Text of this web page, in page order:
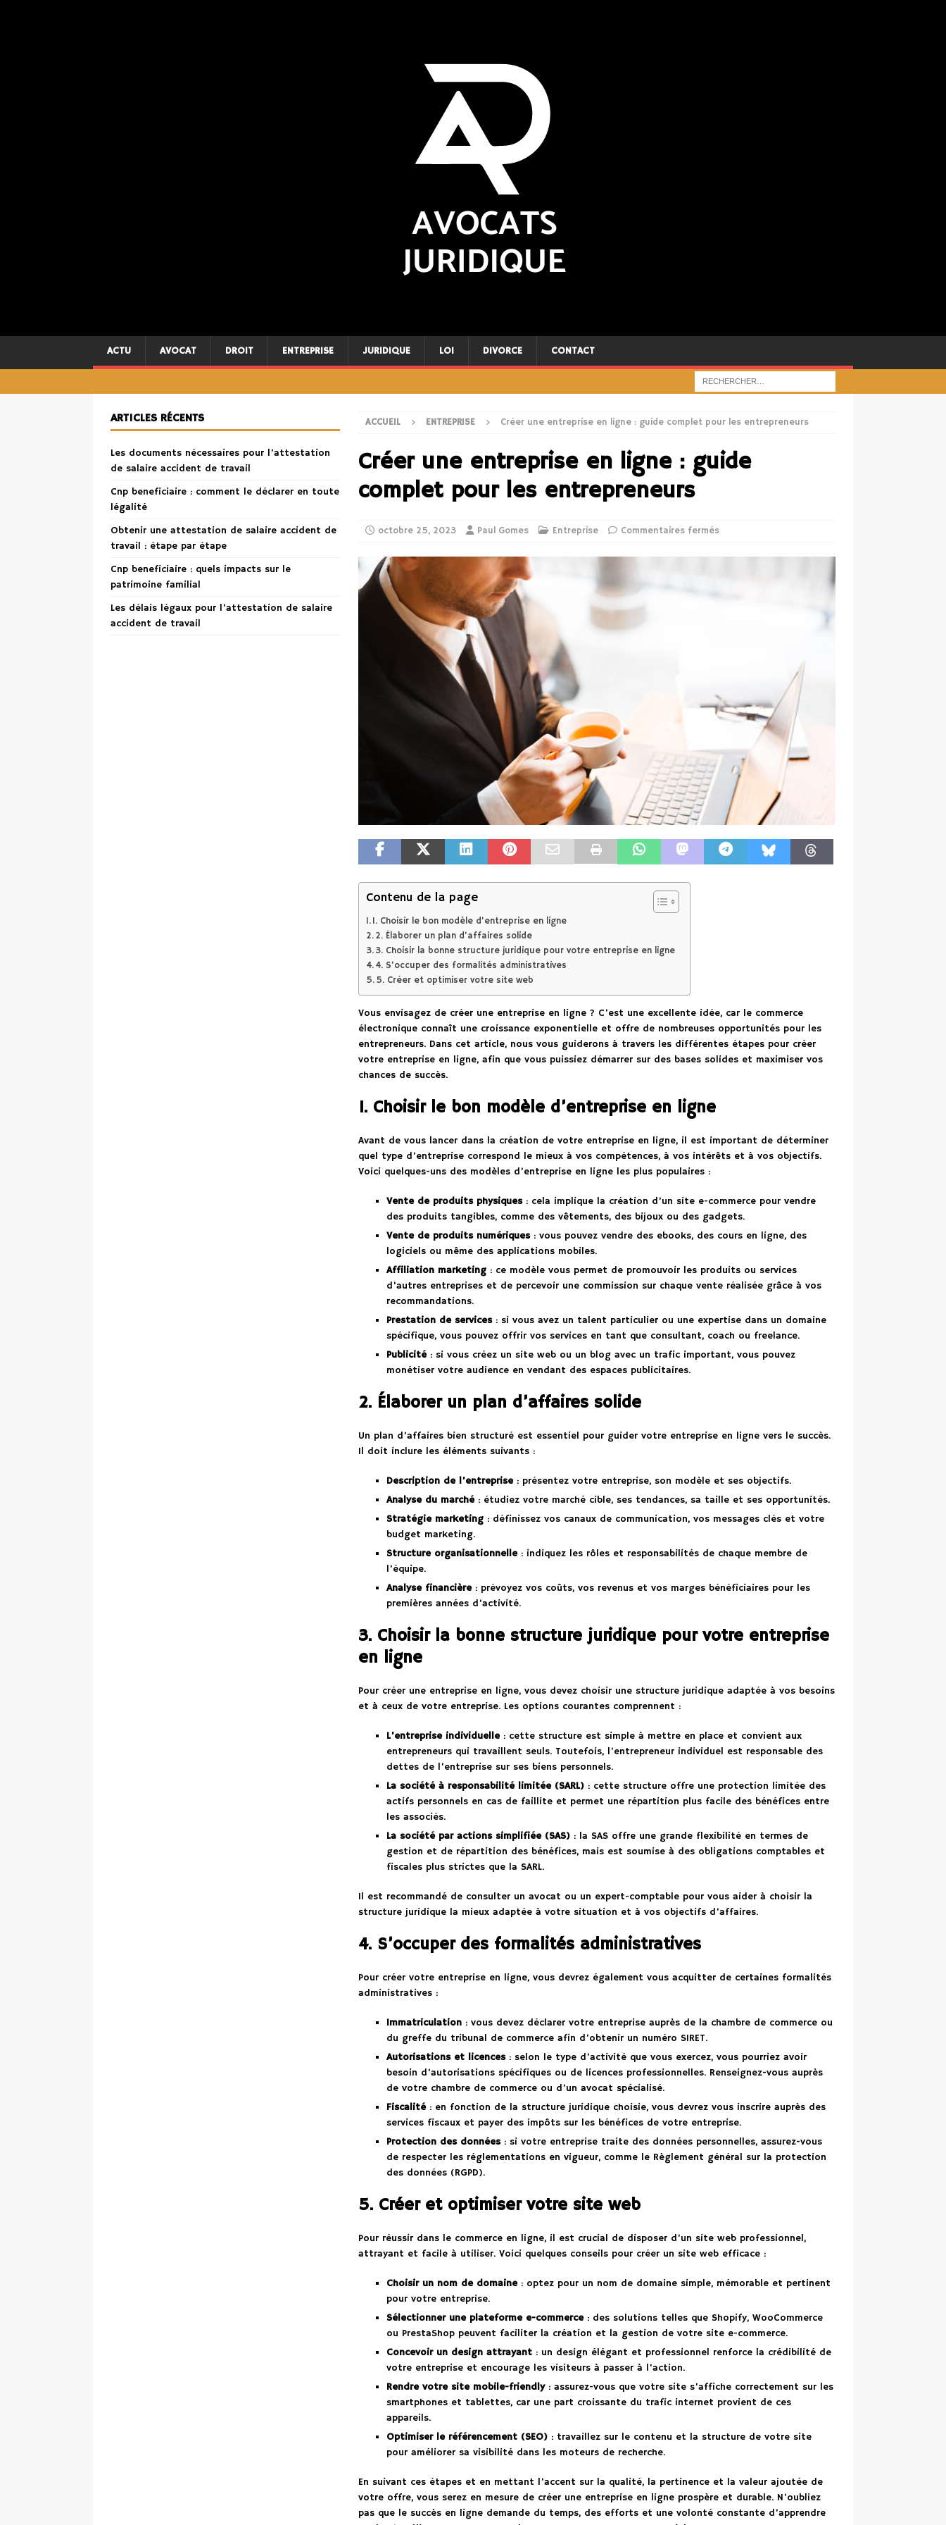
ACTU AVOCAT DROIT ENTREPRISE JURIDIQUE LOI DIVORCE CONTACT
ACCUEIL ENTREPRISE Créer une entreprise en ligne : guide complet pour les entrepreneurs
Créer une entreprise en ligne : guide
complet pour les entrepreneurs
octobre 25, 2023 Paul Gomes Entreprise Commentaires fermés
Contenu de la page
1. Choisir le bon modèle d’entreprise en ligne
2. Élaborer un plan d’affaires solide
3. Choisir la bonne structure juridique pour votre entreprise en ligne
4. S’occuper des formalités administratives
5. Créer et optimiser votre site web
Vous envisagez de créer une entreprise en ligne ? C’est une excellente idée, car le commerce
électronique connaît une croissance exponentielle et offre de nombreuses opportunités pour les
entrepreneurs. Dans cet article, nous vous guiderons à travers les différentes étapes pour créer
votre entreprise en ligne, afin que vous puissiez démarrer sur des bases solides et maximiser vos
chances de succès.
1. Choisir le bon modèle d’entreprise en ligne
Avant de vous lancer dans la création de votre entreprise en ligne, il est important de déterminer
quel type d’entreprise correspond le mieux à vos compétences, à vos intérêts et à vos objectifs.
Voici quelques-uns des modèles d’entreprise en ligne les plus populaires :
Vente de produits physiques: cela implique la création d’un site e-commerce pour vendre
des produits tangibles, comme des vêtements, des bijoux ou des gadgets.
Vente de produits numériques: vous pouvez vendre des ebooks, des cours en ligne, des
logiciels ou même des applications mobiles.
Affiliation marketing: ce modèle vous permet de promouvoir les produits ou services
d’autres entreprises et de percevoir une commission sur chaque vente réalisée grâce à vos
recommandations.
Prestation de services: si vous avez un talent particulier ou une expertise dans un domaine
spécifique, vous pouvez offrir vos services en tant que consultant, coach ou freelance.
Publicité: si vous créez un site web ou un blog avec un trafic important, vous pouvez
monétiser votre audience en vendant des espaces publicitaires.
2. Élaborer un plan d’affaires solide
Un plan d’affaires bien structuré est essentiel pour guider votre entreprise en ligne vers le succès.
Il doit inclure les éléments suivants :
Description de l’entreprise: présentez votre entreprise, son modèle et ses objectifs.
Analyse du marché: étudiez votre marché cible, ses tendances, sa taille et ses opportunités.
Stratégie marketing: définissez vos canaux de communication, vos messages clés et votre
budget marketing.
Structure organisationnelle: indiquez les rôles et responsabilités de chaque membre de
l’équipe.
Analyse financière: prévoyez vos coûts, vos revenus et vos marges bénéficiaires pour les
premières années d’activité.
3. Choisir la bonne structure juridique pour votre entreprise
en ligne
Pour créer une entreprise en ligne, vous devez choisir une structure juridique adaptée à vos besoins
et à ceux de votre entreprise. Les options courantes comprennent :
L’entreprise individuelle: cette structure est simple à mettre en place et convient aux
entrepreneurs qui travaillent seuls. Toutefois, l’entrepreneur individuel est responsable des
dettes de l’entreprise sur ses biens personnels.
La société à responsabilité limitée (SARL): cette structure offre une protection limitée des
actifs personnels en cas de faillite et permet une répartition plus facile des bénéfices entre
les associés.
La société par actions simplifiée (SAS): la SAS offre une grande flexibilité en termes de
gestion et de répartition des bénéfices, mais est soumise à des obligations comptables et
fiscales plus strictes que la SARL.
Il est recommandé de consulter un avocat ou un expert-comptable pour vous aider à choisir la
structure juridique la mieux adaptée à votre situation et à vos objectifs d’affaires.
4. S’occuper des formalités administratives
Pour créer votre entreprise en ligne, vous devrez également vous acquitter de certaines formalités
administratives :
Immatriculation: vous devez déclarer votre entreprise auprès de la chambre de commerce ou
du greffe du tribunal de commerce afin d’obtenir un numéro SIRET.
Autorisations et licences: selon le type d’activité que vous exercez, vous pourriez avoir
besoin d’autorisations spécifiques ou de licences professionnelles. Renseignez-vous auprès
de votre chambre de commerce ou d’un avocat spécialisé.
Fiscalité: en fonction de la structure juridique choisie, vous devrez vous inscrire auprès des
services fiscaux et payer des impôts sur les bénéfices de votre entreprise.
Protection des données: si votre entreprise traite des données personnelles, assurez-vous
de respecter les réglementations en vigueur, comme le Règlement général sur la protection
des données (RGPD).
5. Créer et optimiser votre site web
Pour réussir dans le commerce en ligne, il est crucial de disposer d’un site web professionnel,
attrayant et facile à utiliser. Voici quelques conseils pour créer un site web efficace :
Choisir un nom de domaine: optez pour un nom de domaine simple, mémorable et pertinent
pour votre entreprise.
Sélectionner une plateforme e-commerce: des solutions telles que Shopify, WooCommerce
ou PrestaShop peuvent faciliter la création et la gestion de votre site e-commerce.
Concevoir un design attrayant: un design élégant et professionnel renforce la crédibilité de
votre entreprise et encourage les visiteurs à passer à l’action.
Rendre votre site mobile-friendly: assurez-vous que votre site s’affiche correctement sur les
smartphones et tablettes, car une part croissante du trafic internet provient de ces
appareils.
Optimiser le référencement (SEO): travaillez sur le contenu et la structure de votre site
pour améliorer sa visibilité dans les moteurs de recherche.
En suivant ces étapes et en mettant l’accent sur la qualité, la pertinence et la valeur ajoutée de
votre offre, vous serez en mesure de créer une entreprise en ligne prospère et durable. N’oubliez
pas que le succès en ligne demande du temps, des efforts et une volonté constante d’apprendre
ARTICLES RÉCENTS
Les documents nécessaires pour l’attestation
de salaire accident de travail
Cnp beneficiaire : comment le déclarer en toute
légalité
Obtenir une attestation de salaire accident de
travail : étape par étape
Cnp beneficiaire : quels impacts sur le
patrimoine familial
Les délais légaux pour l’attestation de salaire
accident de travail